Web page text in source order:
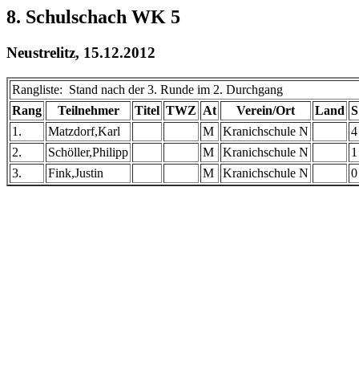
8. Schulschach WK 5
Neustrelitz, 15.12.2012
Rangliste: Stand nach der 3. Runde im 2. Durchgang
Rang
Teilnehmer Titel TWZ At Verein/Ort Land S
1.
Matzdorf,Karl M Kranichschule N
4
2.
Schöller,Philipp M Kranichschule N
1
3.
Fink,Justin M Kranichschule N 0